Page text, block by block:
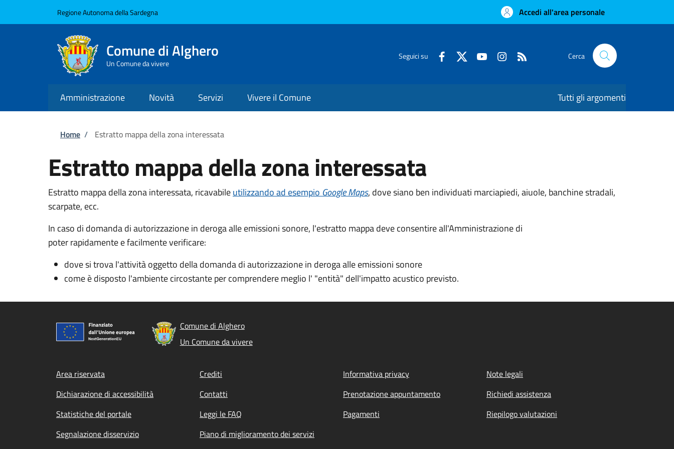
Regione Autonoma della Sardegna Accedi all'area personale
Comune di Alghero
Un Comune da vivere
Seguici su Cerca
Amministrazione Novità Servizi Vivere il Comune Tutti gli argomenti
Briciole di pane
Home / Estratto mappa della zona interessata
Estratto mappa della zona interessata
Estratto mappa della zona interessata, ricavabileutilizzando ad esempio Google Maps, dove siano ben individuati marciapiedi, aiuole, banchine stradali,
scarpate, ecc.
In caso di domanda di autorizzazione in deroga alle emissioni sonore, l'estratto mappa deve consentire all'Amministrazione di
poter rapidamente e facilmente verificare:
dove si trova l'attività oggetto della domanda di autorizzazione in deroga alle emissioni sonore
come è disposto l'ambiente circostante per comprendere meglio l' "entità" dell'impatto acustico previsto.
Comune di Alghero
Un Comune da vivere
Footer menu
Area riservata Crediti Informativa privacy
Note legali
Dichiarazione di accessibilità
Contatti Prenotazione appuntamento
Richiedi assistenza
Statistiche del portale
Leggi le FAQ Pagamenti
Riepilogo valutazioni
Segnalazione disservizio
Piano di miglioramento dei servizi